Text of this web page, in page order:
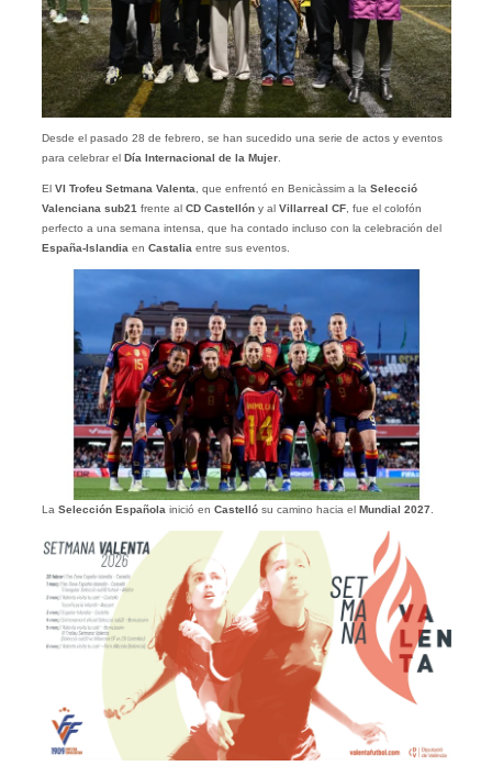
Desde el pasado 28 de febrero, se han sucedido una serie de actos y eventos
para celebrar el Día Internacional de la Mujer.
El VI Trofeu Setmana Valenta , que enfrentó en Benicàssim a la Selecció
Valenciana sub21 frente al CD Castellóny al Villarreal CF, fue el colofón
perfecto a una semana intensa, que ha contado incluso con la celebración del
España-Islandia en Castalia entre sus eventos.
La Selección Española inició en Castellósu camino hacia elMundial 2027